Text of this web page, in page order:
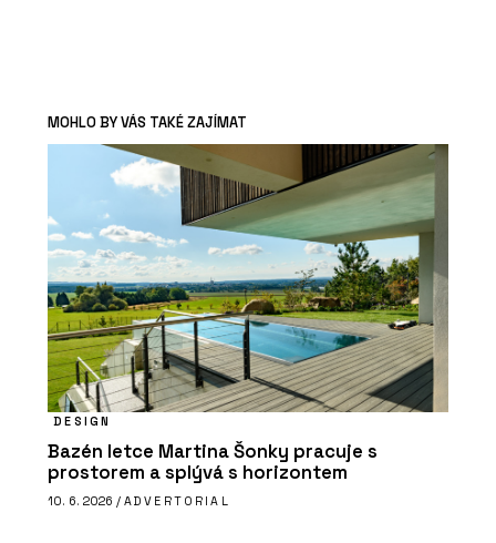
MOHLO BY VÁS TAKÉ ZAJÍMAT
DESIGN
Bazén letce Martina Šonky pracuje s
prostorem a splývá s horizontem
10. 6. 2026 / ADVERTORIAL